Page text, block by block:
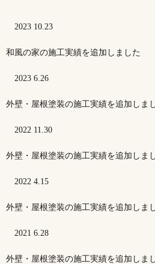
2023 10.23
和風の家の施工実績を追加しました
2023 6.26
外壁・屋根塗装の施工実績を追加しま
2022 11.30
外壁・屋根塗装の施工実績を追加しま
2022 4.15
外壁・屋根塗装の施工実績を追加しま
2021 6.28
外壁・屋根塗装の施工実績を追加しま